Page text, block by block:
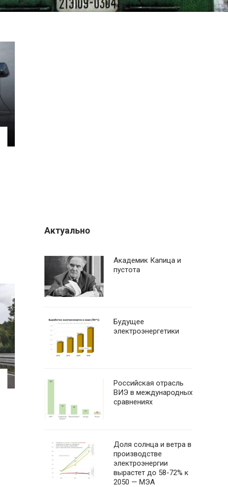
Актуально
Академик Капица и
пустота
Будущее
электроэнергетики
Российская отрасль
ВИЭ в международных
сравнениях
Доля солнца и ветра в
производстве
электроэнергии
вырастет до 58-72% к
2050 — МЭА